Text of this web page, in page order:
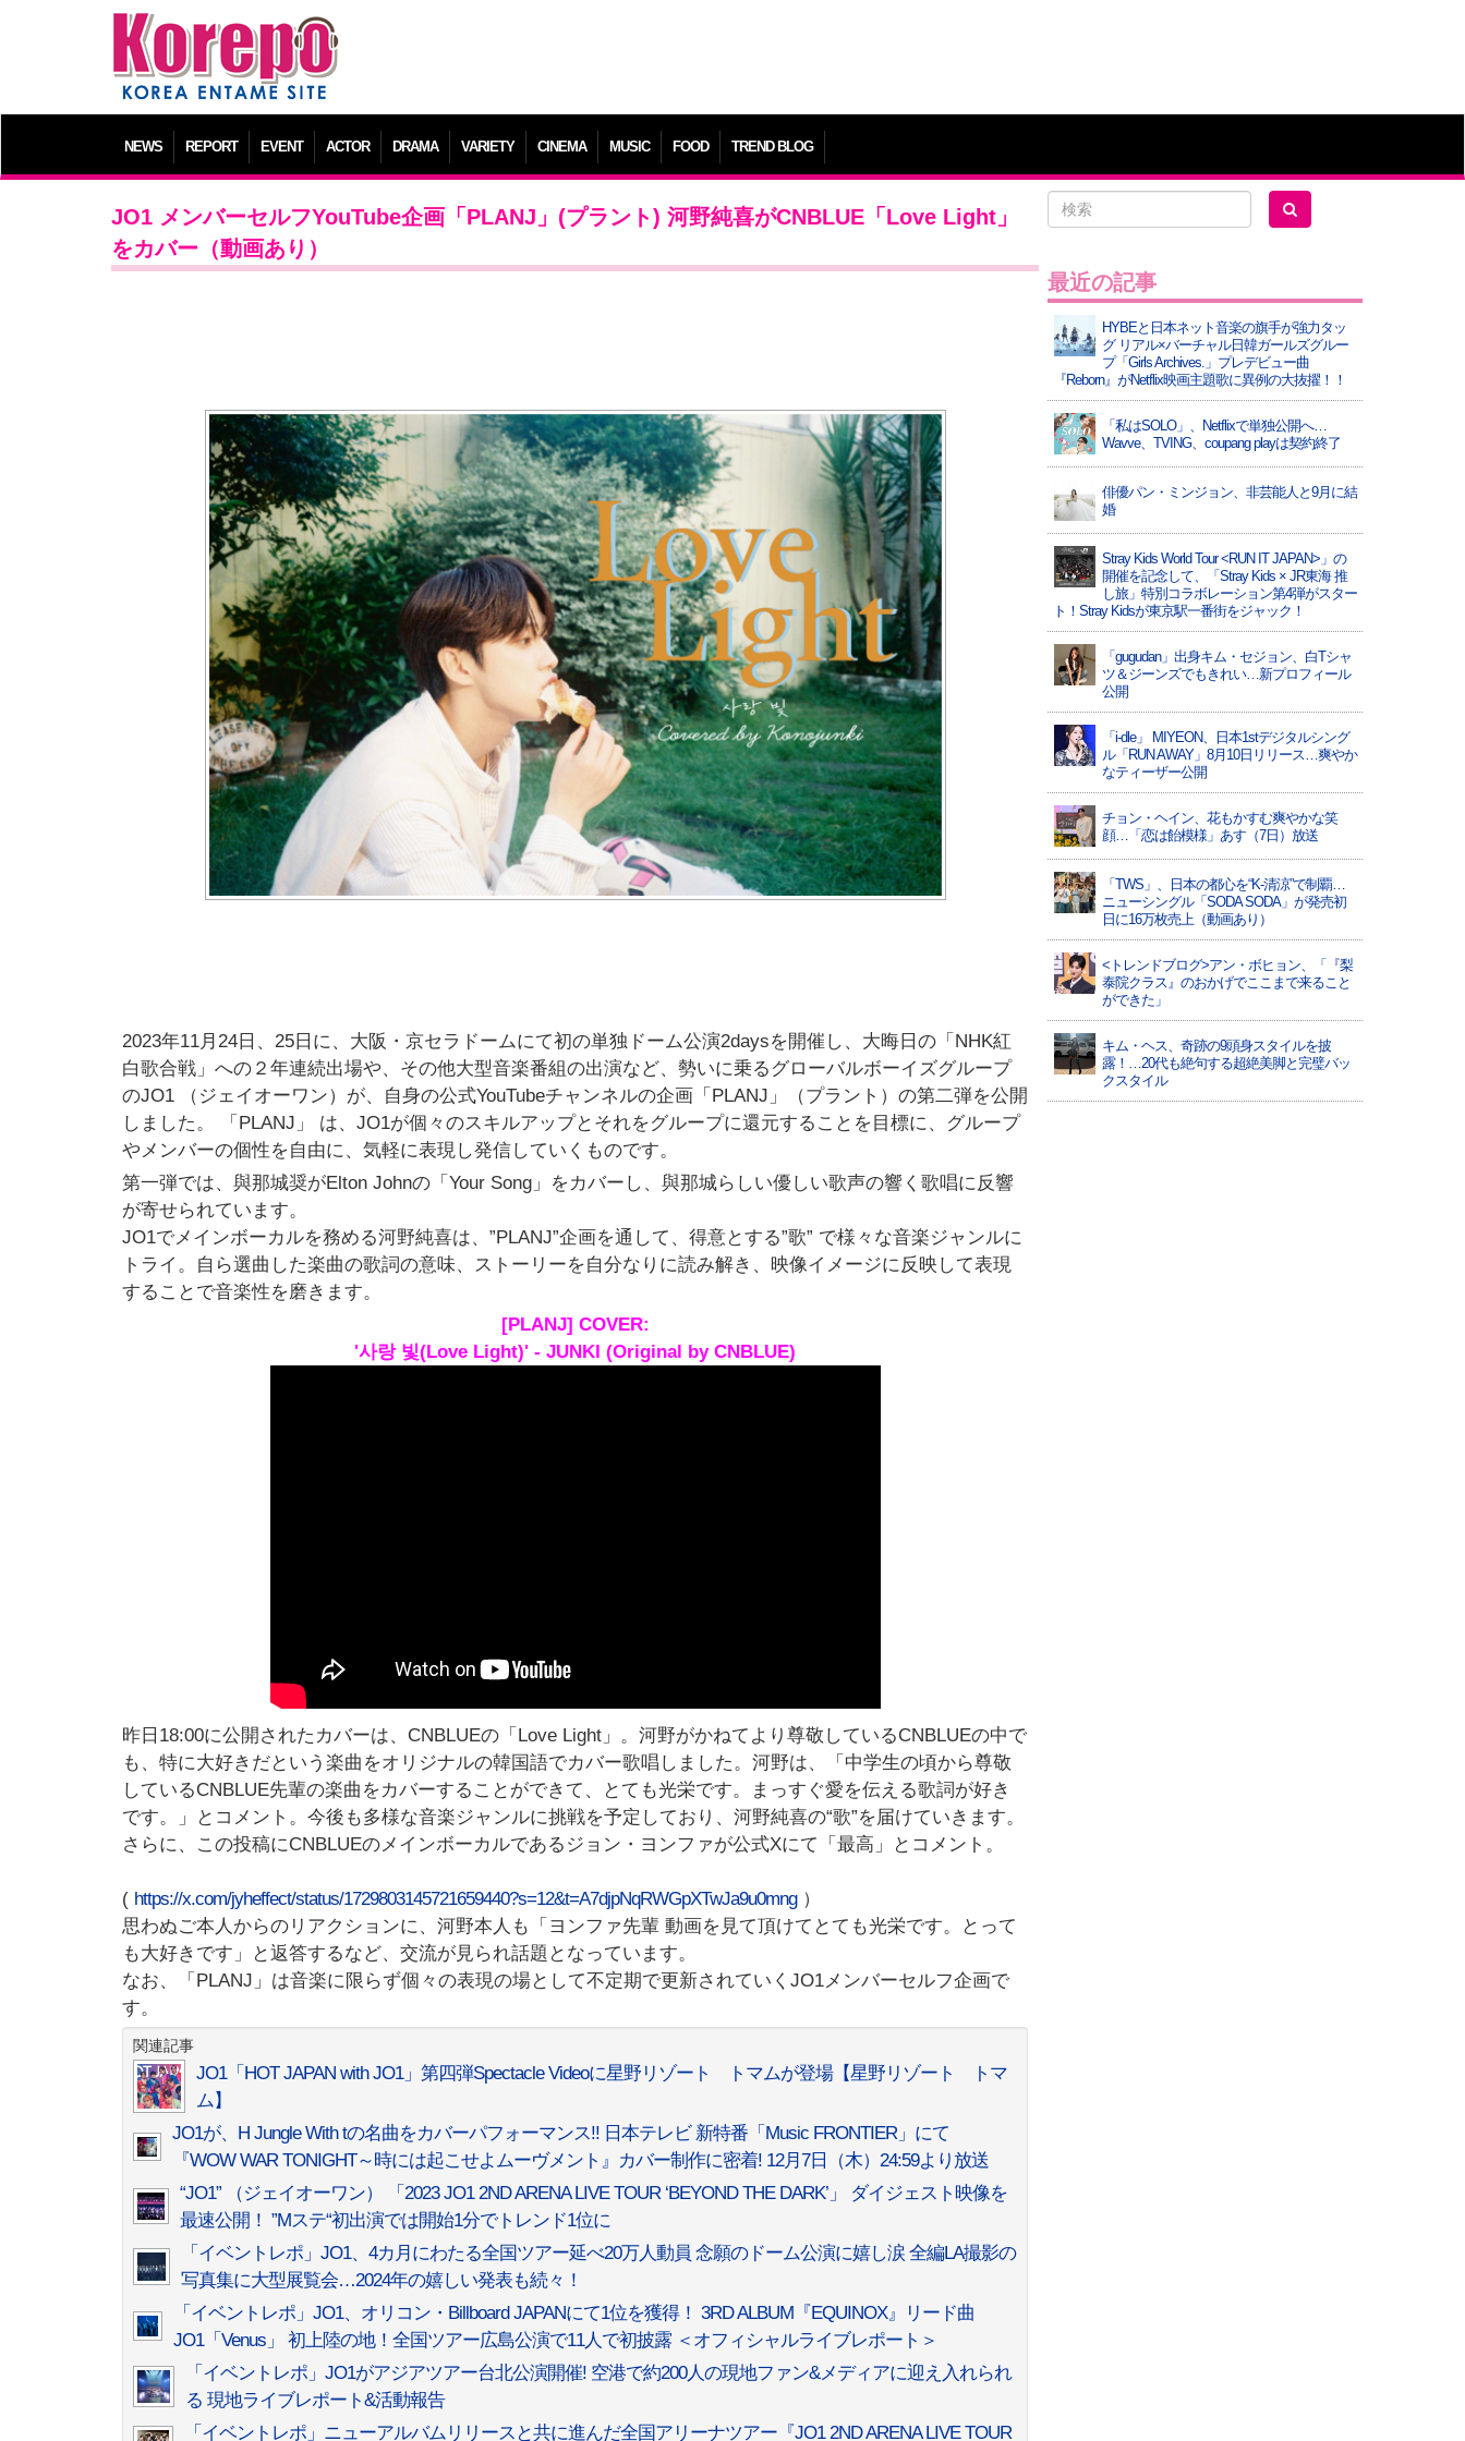
NEWS REPORT EVENT ACTOR DRAMA VARIETY CINEMA MUSIC FOOD TREND BLOG
JO1 メンバーセルフYouTube企画「PLANJ」(プラント) 河野純喜がCNBLUE「Love Light」
をカバー（動画あり）
2023年11月24日、25日に、大阪・京セラドームにて初の単独ドーム公演2daysを開催し、大晦日の「NHK紅
白歌合戦」への２年連続出場や、その他大型音楽番組の出演など、勢いに乗るグローバルボーイズグループ
のJO1 （ジェイオーワン）が、自身の公式YouTubeチャンネルの企画「PLANJ」（プラント）の第二弾を公開
しました。 「PLANJ」 は、JO1が個々のスキルアップとそれをグループに還元することを目標に、グループ
やメンバーの個性を自由に、気軽に表現し発信していくものです。
第一弾では、與那城奨がElton Johnの「Your Song」をカバーし、與那城らしい優しい歌声の響く歌唱に反響
が寄せられています。
JO1でメインボーカルを務める河野純喜は、”PLANJ”企画を通して、得意とする”歌” で様々な音楽ジャンルに
トライ。自ら選曲した楽曲の歌詞の意味、ストーリーを自分なりに読み解き、映像イメージに反映して表現
することで音楽性を磨きます。
[PLANJ] COVER:
'사랑 빛(Love Light)' - JUNKI (Original by CNBLUE)
昨日18:00に公開されたカバーは、CNBLUEの「Love Light」。河野がかねてより尊敬しているCNBLUEの中で
も、特に大好きだという楽曲をオリジナルの韓国語でカバー歌唱しました。河野は、「中学⽣の頃から尊敬
しているCNBLUE先輩の楽曲をカバーすることができて、とても光栄です。まっすぐ愛を伝える歌詞が好き
です。」とコメント。今後も多様な音楽ジャンルに挑戦を予定しており、河野純喜の“歌”を届けていきます。
さらに、この投稿にCNBLUEのメインボーカルであるジョン・ヨンファが公式Xにて「最高」とコメント。
( https://x.com/jyheffect/status/1729803145721659440?s=12&t=A7djpNqRWGpXTwJa9u0mng）
思わぬご本人からのリアクションに、河野本人も「ヨンファ先輩 動画を見て頂けてとても光栄です。とって
も大好きです」と返答するなど、交流が見られ話題となっています。
なお、「PLANJ」は音楽に限らず個々の表現の場として不定期で更新されていくJO1メンバーセルフ企画で
す。
関連記事
JO1「HOT JAPAN with JO1」第四弾Spectacle Videoに星野リゾート トマムが登場【星野リゾート トマ
ム】
JO1が、H Jungle With tの名曲をカバーパフォーマンス!! 日本テレビ 新特番「Music FRONTIER」にて
『WOW WAR TONIGHT～時には起こせよムーヴメント』カバー制作に密着! 12月7日（木）24:59より放送
“JO1” （ジェイオーワン） 「2023 JO1 2ND ARENA LIVE TOUR ‘BEYOND THE DARK’」 ダイジェスト映像を
最速公開！ ”Mステ“初出演では開始1分でトレンド1位に
「イベントレポ」JO1、4カ月にわたる全国ツアー延べ20万人動員 念願のドーム公演に嬉し涙 全編LA撮影の
写真集に大型展覧会…2024年の嬉しい発表も続々！
「イベントレポ」JO1、オリコン・Billboard JAPANにて1位を獲得！ 3RD ALBUM『EQUINOX』リード曲
JO1「Venus」 初上陸の地！全国ツアー広島公演で11人で初披露 ＜オフィシャルライブレポート＞
「イベントレポ」JO1がアジアツアー台北公演開催! 空港で約200人の現地ファン&メディアに迎え入れられ
る 現地ライブレポート&活動報告
「イベントレポ」ニューアルバムリリースと共に進んだ全国アリーナツアー『JO1 2ND ARENA LIVE TOUR
最近の記事
HYBEと日本ネット音楽の旗手が強力タッ
グ リアル×バーチャル日韓ガールズグルー
プ「Girls Archives.」プレデビュー曲
『Reborn』がNetflix映画主題歌に異例の大抜擢！！
「私はSOLO」、Netflixで単独公開へ…
Wavve、TVING、coupang playは契約終了
俳優パン・ミンジョン、非芸能人と9月に結
婚
Stray Kids World Tour <RUN IT JAPAN>」の
開催を記念して、「Stray Kids × JR東海 推
し旅」特別コラボレーション第4弾がスター
ト！Stray Kidsが東京駅一番街をジャック！
「gugudan」出身キム・セジョン、白Tシャ
ツ＆ジーンズでもきれい…新プロフィール
公開
「i-dle」 MIYEON、日本1stデジタルシング
ル「RUN AWAY」8月10日リリース…爽やか
なティーザー公開
チョン・ヘイン、花もかすむ爽やかな笑
顔…「恋は飴模様」あす（7日）放送
「TWS」、日本の都心を“K-清涼”で制覇…
ニューシングル「SODA SODA」が発売初
日に16万枚売上（動画あり）
<トレンドブログ>アン・ボヒョン、「『梨
泰院クラス』のおかげでここまで来ること
ができた」
キム・ヘス、奇跡の9頭身スタイルを披
露！…20代も絶句する超絶美脚と完璧バッ
クスタイル